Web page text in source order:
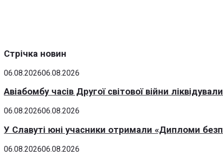
Стрічка новин
06.08.202606.08.2026
Авіабомбу часів Другої світової війни
06.08.202606.08.2026
У Славуті юні учасники отримали «Дипломи
06.08.202606.08.2026